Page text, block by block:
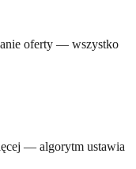
oferty — wszystko
— algorytm ustawia